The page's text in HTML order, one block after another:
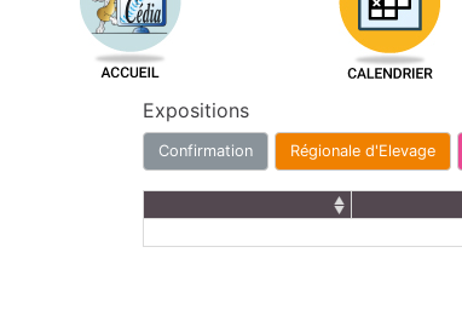
Expositions
Confirmation Régionale d'Elevage